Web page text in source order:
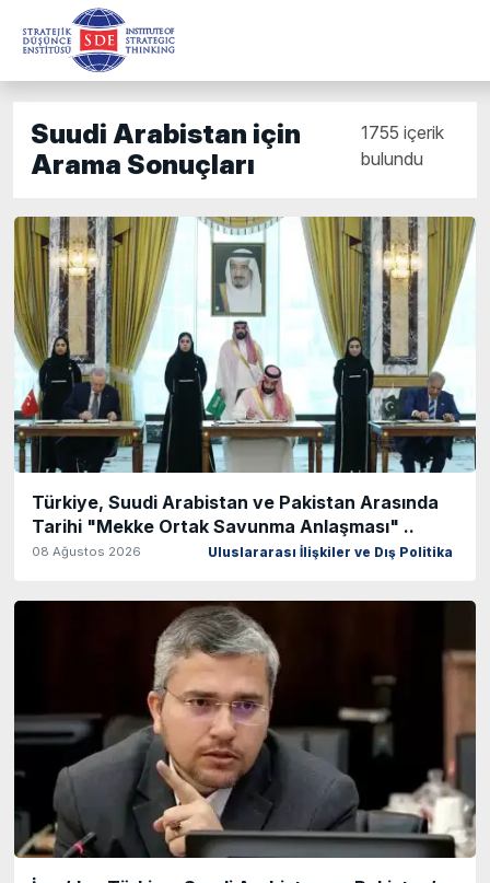
Suudi Arabistan için
Arama Sonuçları
1755 içerik
bulundu
Türkiye, Suudi Arabistan ve Pakistan Arasında
Tarihi "Mekke Ortak Savunma Anlaşması" ..
08 Ağustos 2026 Uluslararası İlişkiler ve Dış Politika